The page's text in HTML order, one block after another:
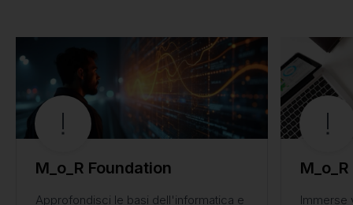
M_o_R Foundation
Approfondisci le basi dell'informatica e
Immerse